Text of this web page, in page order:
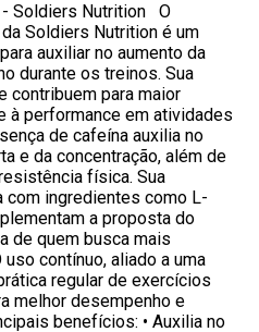
- Soldiers Nutrition O
Soldiers Nutrition é um
auxiliar no aumento da
durante os treinos. Sua
contribuem para maior
performance em atividades
de cafeína auxilia no
e da concentração, além de
física. Sua
com ingredientes como L-
a proposta do
de quem busca mais
contínuo, aliado a uma
regular de exercícios
melhor desempenho e
benefícios: • Auxilia no